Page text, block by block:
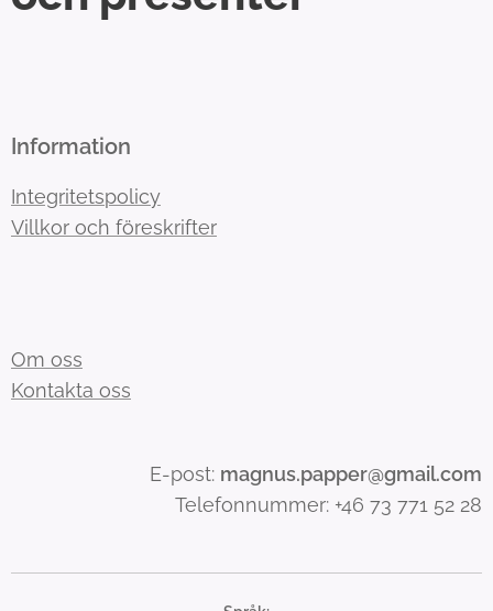
Information
Integritetspolicy
Villkor och föreskrifter
Om oss
Kontakta oss
E-post: magnus.papper@gmail.com
Telefonnummer: +46 73 771 52 28